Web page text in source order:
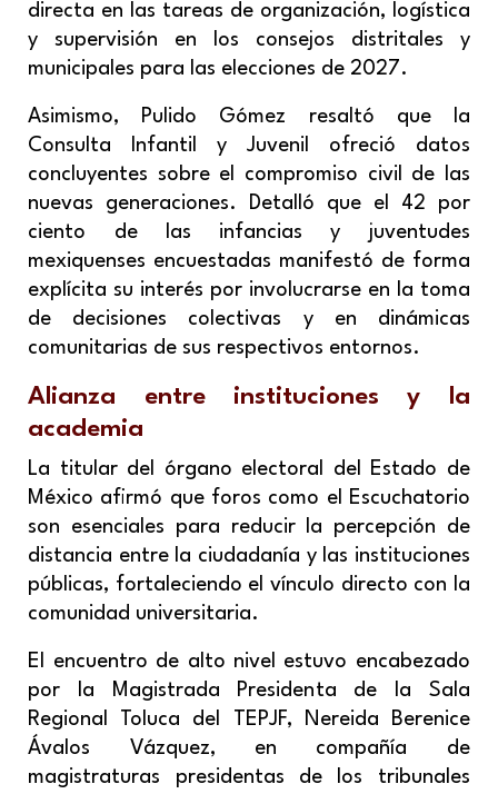
directa en las tareas de organización, logística
y supervisión en los consejos distritales y
municipales para las elecciones de 2027.
Asimismo, Pulido Gómez resaltó que la
Consulta Infantil y Juvenil ofreció datos
concluyentes sobre el compromiso civil de las
nuevas generaciones. Detalló que el 42 por
ciento de las infancias y juventudes
mexiquenses encuestadas manifestó de forma
explícita su interés por involucrarse en la toma
de decisiones colectivas y en dinámicas
comunitarias de sus respectivos entornos.
Alianza entre instituciones y la
academia
La titular del órgano electoral del Estado de
México afirmó que foros como el
Escuchatorio
son esenciales para reducir la percepción de
distancia entre la ciudadanía y las instituciones
públicas, fortaleciendo el vínculo directo con la
comunidad universitaria.
El encuentro de alto nivel estuvo encabezado
por la Magistrada Presidenta de la Sala
Regional Toluca del TEPJF, Nereida Berenice
Ávalos Vázquez, en compañía de
magistraturas presidentas de los tribunales